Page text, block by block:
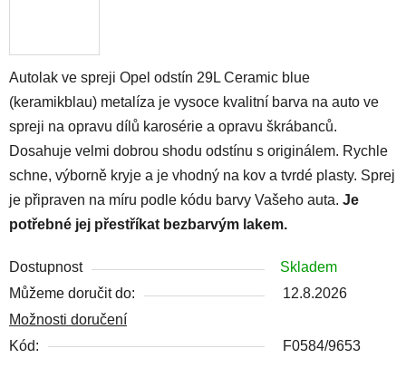
Autolak ve spreji Opel odstín 29L Ceramic blue
(keramikblau) metalíza je vysoce kvalitní barva na auto ve
spreji na opravu dílů karosérie a opravu škrábanců.
Dosahuje velmi dobrou shodu odstínu s originálem. Rychle
schne, výborně kryje a je vhodný na kov a tvrdé plasty. Sprej
je připraven na míru podle kódu barvy Vašeho auta. Je
potřebné jej přestříkat bezbarvým lakem.
Dostupnost
Skladem
Můžeme doručit do:
12.8.2026
Možnosti doručení
Kód:
F0584/9653